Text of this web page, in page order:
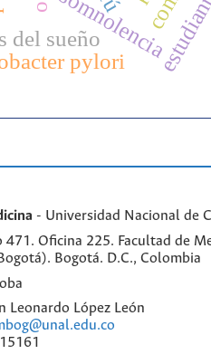
somnolencia
del sueño
pylori
- Universidad Nacional de
Oficina 225. Facultad de
Bogotá. D.C., Colombia
Leonardo López León